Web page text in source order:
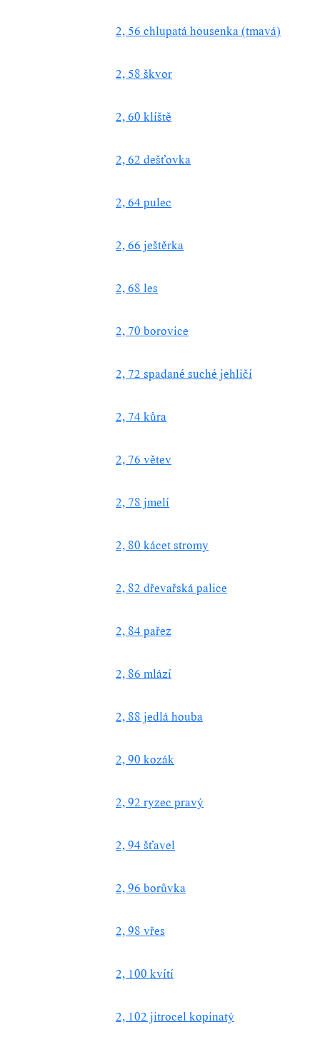
2, 56 chlupatá housenka (tmavá)
2, 58 škvor
2, 60 klíště
2, 62 dešťovka
2, 64 pulec
2, 66 ještěrka
2, 68 les
2, 70 borovice
2, 72 spadané suché jehličí
2, 74 kůra
2, 76 větev
2, 78 jmelí
2, 80 kácet stromy
2, 82 dřevařská palice
2, 84 pařez
2, 86 mlází
2, 88 jedlá houba
2, 90 kozák
2, 92 ryzec pravý
2, 94 šťavel
2, 96 borůvka
2, 98 vřes
2, 100 kvítí
2, 102 jitrocel kopinatý